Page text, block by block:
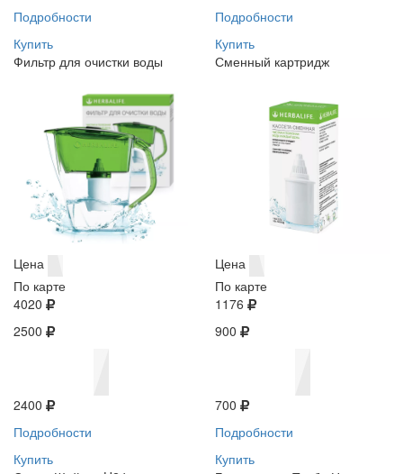
Подробности
Купить
Подробности
Купить
Фильтр для очистки воды
Цена
По карте
4020
2500
2400
Подробности
Купить
Сменный картридж
Цена
По карте
1176
900
700
Подробности
Купить